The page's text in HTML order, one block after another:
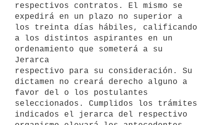
respectivos contratos. El mismo se
expedirá en un plazo no superior a
los treinta días hábiles, calificando
a los distintos aspirantes en un
ordenamiento que someterá a su
Jerarca
respectivo para su consideración. Su
dictamen no creará derecho alguno a
favor del o los postulantes
seleccionados. Cumplidos los trámites
indicados el jerarca del respectivo